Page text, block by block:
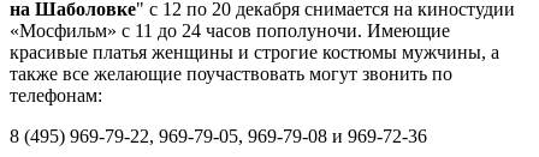
на Шаболовке" с 12 по 20 декабря снимается на киностудии
«Мосфильм» с 11 до 24 часов пополуночи. Имеющие
красивые платья женщины и строгие костюмы мужчины, а
также все желающие поучаствовать могут звонить по
телефонам:
8 (495) 969-79-22, 969-79-05, 969-79-08 и 969-72-36